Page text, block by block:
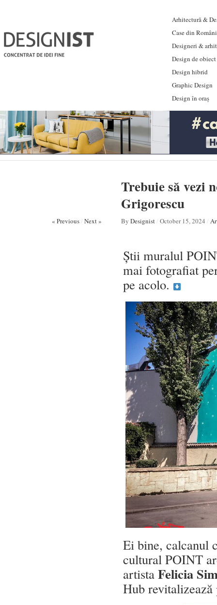
Arhitectură &
Case din
Designeri &
Design de obiect
Design hibrid
Graphic Design
Design în oraș
Trebuie să vezi
Grigorescu
« Previous/ Next » By Designist/ October 15, 2024 /
Știi muralul
mai fotografiat
pe acolo.
Ei bine, calcanul
cultural POINT
artista Felicia
Hub